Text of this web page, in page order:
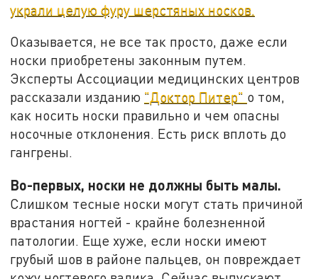
украли целую фуру шерстяных носков.
Оказывается, не все так просто, даже если
носки приобретены законным путем.
Эксперты Ассоциации медицинских центров
рассказали изданию "Доктор Питер" о том,
как носить носки правильно и чем опасны
носочные отклонения. Есть риск вплоть до
гангрены.
Во-первых, носки не должны быть малы.
Слишком тесные носки могут стать причиной
врастания ногтей - крайне болезненной
патологии. Еще хуже, если носки имеют
грубый шов в районе пальцев, он повреждает